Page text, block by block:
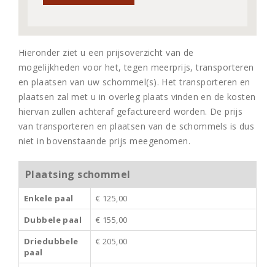
Hieronder ziet u een prijsoverzicht van de
mogelijkheden voor het, tegen meerprijs, transporteren
en plaatsen van uw schommel(s). Het transporteren en
plaatsen zal met u in overleg plaats vinden en de kosten
hiervan zullen achteraf gefactureerd worden. De prijs
van transporteren en plaatsen van de schommels is dus
niet in bovenstaande prijs meegenomen.
Plaatsing schommel
Enkele paal
€ 125,00
Dubbele paal
€ 155,00
Driedubbele
paal
€ 205,00